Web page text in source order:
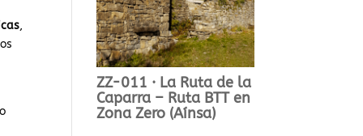
,
ZZ-011 · La Ruta de la
Caparra – Ruta BTT en
Zona Zero (Aínsa)